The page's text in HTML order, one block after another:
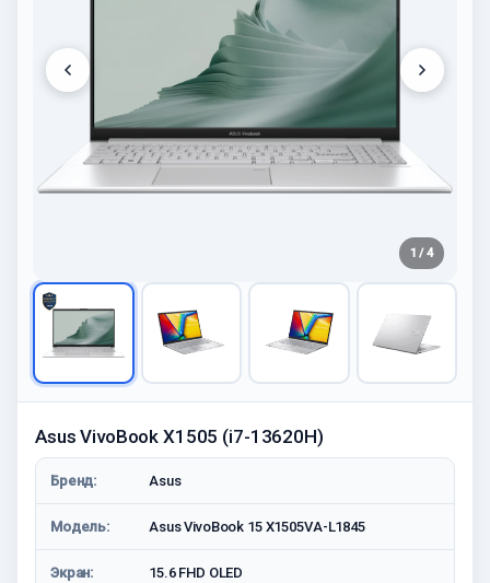
1 / 4
Asus VivoBook X1505 (i7-13620H)
Бренд: Asus
Модель: Asus VivoBook 15 X1505VA-L1845
Экран: 15.6 FHD OLED